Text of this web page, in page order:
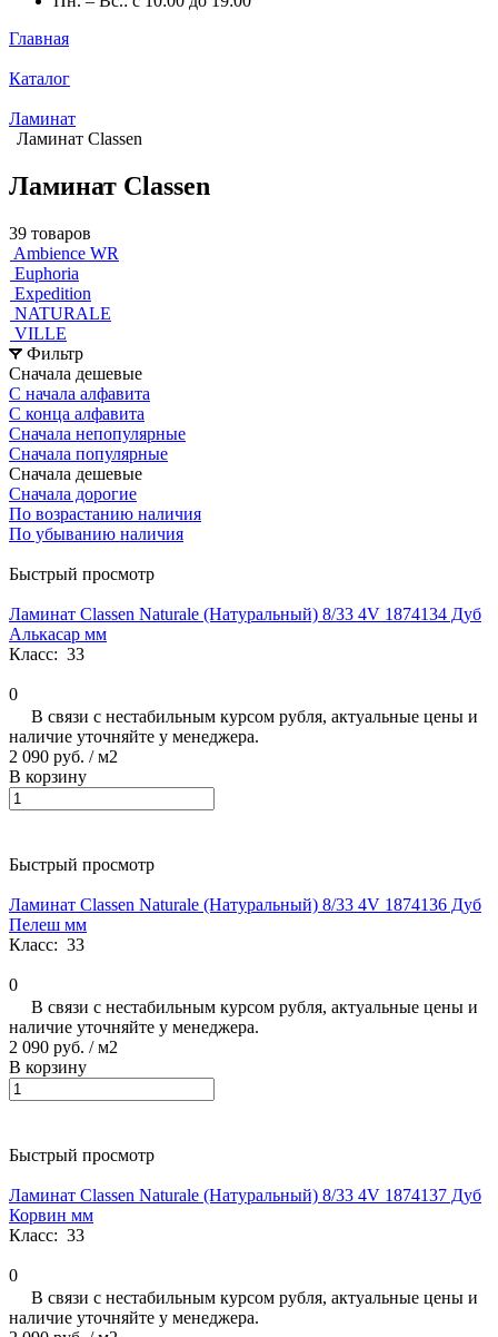
Главная
Каталог
Ламинат
Ламинат Classen
Ламинат Classen
39 товаров
Ambience WR
Euphoria
Expedition
NATURALE
VILLE
Фильтр
Сначала дешевые
С начала алфавита
С конца алфавита
Сначала непопулярные
Сначала популярные
Сначала дешевые
Сначала дорогие
По возрастанию наличия
По убыванию наличия
Быстрый просмотр
Ламинат Classen Naturale (Натуральный) 8/33 4V 1874134 Дуб
Алькасар мм
Класс: 33
0
В связи с нестабильным курсом рубля, актуальные цены и
наличие уточняйте у менеджера.
2 090 руб. / м2
В корзину
Быстрый просмотр
Ламинат Classen Naturale (Натуральный) 8/33 4V 1874136 Дуб
Пелеш мм
Класс: 33
0
В связи с нестабильным курсом рубля, актуальные цены и
наличие уточняйте у менеджера.
2 090 руб. / м2
В корзину
Быстрый просмотр
Ламинат Classen Naturale (Натуральный) 8/33 4V 1874137 Дуб
Корвин мм
Класс: 33
0
В связи с нестабильным курсом рубля, актуальные цены и
наличие уточняйте у менеджера.